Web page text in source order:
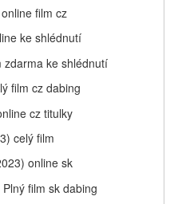
film cz
ke shlédnutí
zdarma ke shlédnutí
film cz dabing
cz titulky
celý film
online sk
film sk dabing